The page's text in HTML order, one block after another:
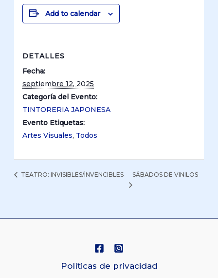
Add to calendar
DETALLES
Fecha:
septiembre 12, 2025
Categoría del Evento:
TINTORERIA JAPONESA
Evento Etiquetas:
Artes Visuales, Todos
TEATRO: INVISIBLES/INVENCIBLES SÁBADOS DE VINILOS
Políticas de privacidad